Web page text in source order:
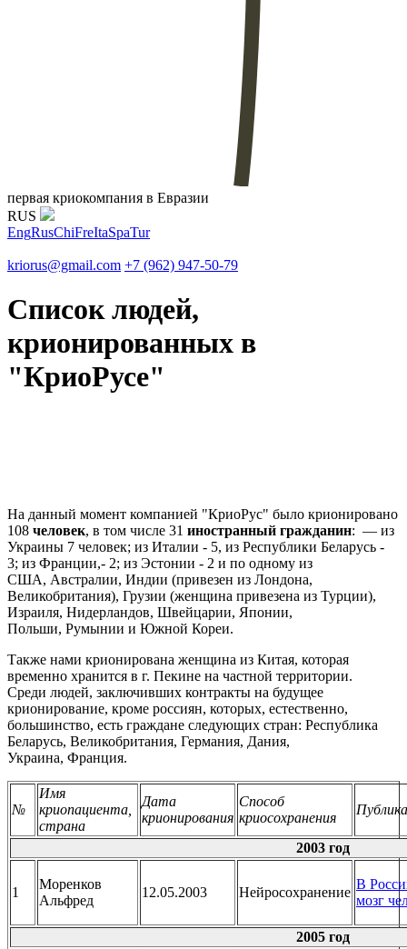
первая криокомпания в Евразии
RUS
EngRusChiFreItaSpaTur
kriorus@gmail.com +7 (962) 947-50-79
Список людей,
крионированных в
"КриоРусе"
На данный момент компанией "КриоРус" было крионировано
108 человек, в том числе 31 иностранный гражданин: — из
Украины 7 человек; из Италии - 5, из Республики Беларусь -
3; из Франции,- 2; из Эстонии - 2 и по одному из
США, Австралии, Индии (привезен из Лондона,
Великобритания), Грузии (женщина привезена из Турции),
Израиля, Нидерландов, Швейцарии, Японии,
Польши, Румынии и Южной Кореи.
Также нами крионирована женщина из Китая, которая
временно хранится в г. Пекине на частной территории.
Среди людей, заключивших контракты на будущее
крионирование, кроме россиян, которых, естественно,
большинство, есть граждане следующих стран: Республика
Беларусь, Великобритания, Германия, Дания,
Украина, Франция.
№
Имя
криопациента,
страна
Дата
крионирования
Способ
криосохранения
2003 год
1
Моренков
Альфред
12.05.2003 Нейросохранение
В
мозг
2005 год